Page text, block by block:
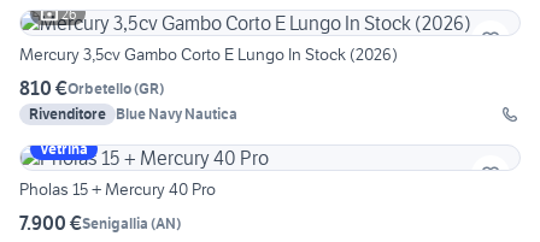
26
Mercury 3,5cv Gambo Corto E Lungo In Stock (2026)
810 €Orbetello(GR)
Rivenditore Blue Navy Nautica
Vetrina
Pholas 15 + Mercury 40 Pro
7.900 €Senigallia (AN)